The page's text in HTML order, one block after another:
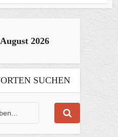
2026
SUCHEN